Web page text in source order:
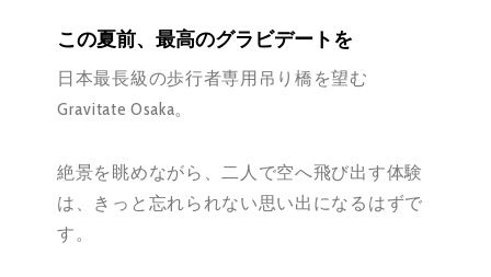
この夏前、最高のグラビデートを
日本最長級の歩行者専用吊り橋を望む
Gravitate Osaka。
絶景を眺めながら、二人で空へ飛び出す体験
は、きっと忘れられない思い出になるはずで
す。